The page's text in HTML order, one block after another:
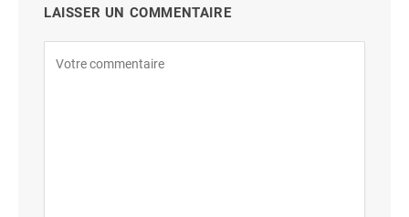
LAISSER UN COMMENTAIRE